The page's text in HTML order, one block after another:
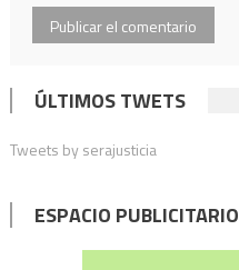
ÚLTIMOS TWETS
Tweets by serajusticia
ESPACIO PUBLICITARIO